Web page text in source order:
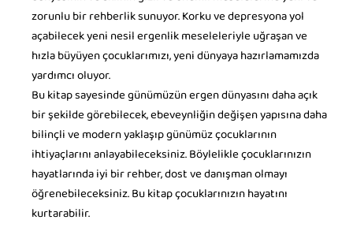
zorunlu bir rehberlik sunuyor. Korku ve depresyona yol
açabilecek yeni nesil ergenlik meseleleriyle uğraşan ve
hızla büyüyen çocuklarımızı, yeni dünyaya hazırlamamızda
yardımcı oluyor.
Bu kitap sayesinde günümüzün ergen dünyasını daha açık
bir şekilde görebilecek, ebeveynliğin değişen yapısına daha
bilinçli ve modern yaklaşıp günümüz çocuklarının
ihtiyaçlarını anlayabileceksiniz. Böylelikle çocuklarınızın
hayatlarında iyi bir rehber, dost ve danışman olmayı
öğrenebileceksiniz. Bu kitap çocuklarınızın hayatını
kurtarabilir.